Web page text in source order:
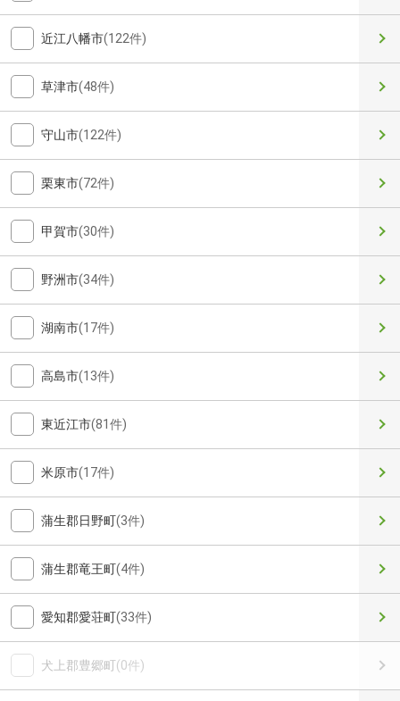
近江八幡市(122件)
草津市(48件)
守山市(122件)
栗東市(72件)
甲賀市(30件)
野洲市(34件)
湖南市(17件)
高島市(13件)
東近江市(81件)
米原市(17件)
蒲生郡日野町(3件)
蒲生郡竜王町(4件)
愛知郡愛荘町(33件)
犬上郡豊郷町(0件)